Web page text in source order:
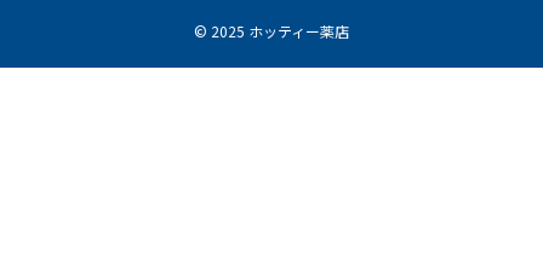
© 2025 ホッティー薬店